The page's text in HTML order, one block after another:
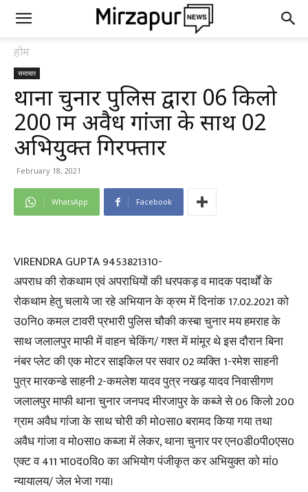
होम
समाचार
थाना चुनार पुलिस द्वारा 06 किलो
200 ग्राम अवैध गांजा के साथ 02
अभियुक्त गिरफ्तार
February 18, 2021
WhatsApp Facebook
VIRENDRA GUPTA 9453821310-
अपराध की रोकथाम एवं अपराधियों की धरपकड़ व मादक पदार्थों के
रोकथाम हेतु चलाये जा रहे अभियान के क्रम में दिनांक 17.02.2021 को
उ0नि0 कमल टावरी प्रभारी पुलिस चौकी कस्बा चुनार मय हमराह के
साथ जलालपुर माफी में वाहन चेकिंग/ गश्त में मांमूर थे इस दौरान बिना
नंबर प्लेट की एक मोटर साइकिल पर सवार 02 व्यक्ति 1-रमेश साहनी
पुत्र मारकन्डे साहनी 2-कमलेश यादव पुत्र नखड़ यादव निवासीगण
जलालपुर माफी थाना चुनार जनपद मीरजापुर के कब्जे से 06 किलो 200
ग्राम अवैध गांजा के साथ चोरी की मो0सा0 बरामद किया गया तथा
अवैध गांजा व मो0सा0 कब्जा में लेकर, थाना चुनार पर एन0डी0पी0एस0
एक्ट व 411 भा0द0वि0 का अभियोग पंजीकृत कर अभियुक्त को मां0
न्यायालय/ जेल भेजा गया।